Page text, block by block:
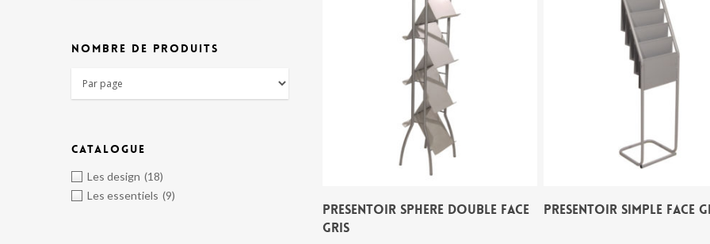
NOMBRE DE PRODUITS
CATALOGUE
Les design (18)
Les essentiels (9)
PRESENTOIR SPHERE DOUBLE FACE
GRIS
PRESENTOIR SIMPLE FACE